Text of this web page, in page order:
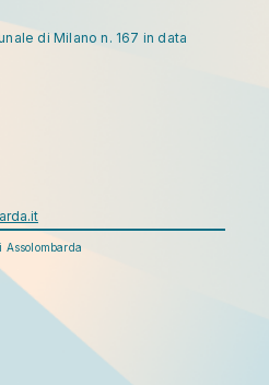
di Milano n. 167 in data
Assolombarda